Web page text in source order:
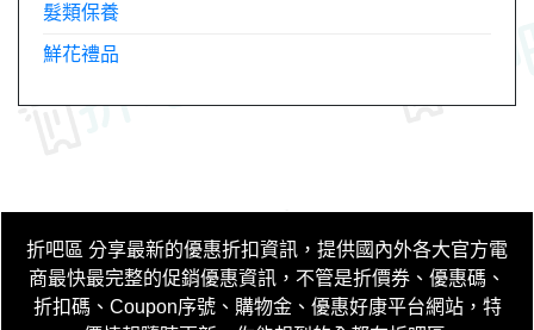
髮類保養
鮮花禮品
折吧區 分享最新的優惠折扣資訊，提供國內外各大官方電
商最快最完整的促銷優惠資訊，不管是折價券、優惠碼、
折扣碼、Coupon序號、購物金、優惠好康平台網站，特